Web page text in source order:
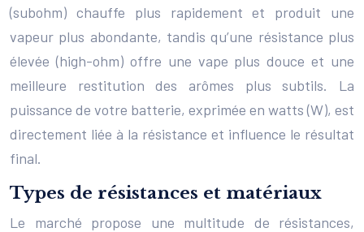
(subohm) chauffe plus rapidement et produit une
vapeur plus abondante, tandis qu’une résistance plus
élevée (high-ohm) offre une vape plus douce et une
meilleure restitution des arômes plus subtils. La
puissance de votre batterie, exprimée en watts (W), est
directement liée à la résistance et influence le résultat
final.
Types de résistances et matériaux
Le marché propose une multitude de résistances,